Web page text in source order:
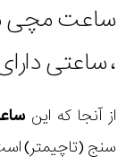
، ساعتی
از آنجا که این
سنج (تاچیمتر)